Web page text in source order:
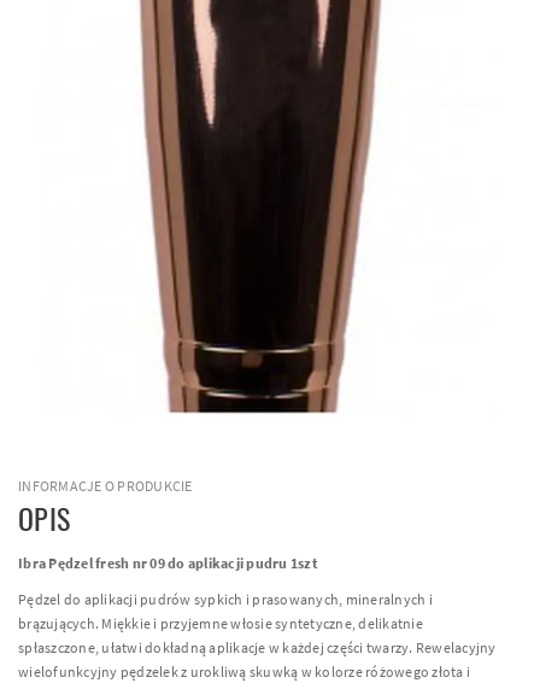
INFORMACJE O PRODUKCIE
OPIS
Ibra Pędzel fresh nr 09 do aplikacji pudru 1szt
Pędzel do aplikacji pudrów sypkich i prasowanych, mineralnych i
brązujących. Miękkie i przyjemne włosie syntetyczne, delikatnie
spłaszczone, ułatwi dokładną aplikacje w każdej części twarzy. Rewelacyjny
wielofunkcyjny pędzelek z urokliwą skuwką w kolorze różowego złota i